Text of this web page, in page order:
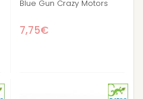
Blue Gun Crazy Motors
7,75€